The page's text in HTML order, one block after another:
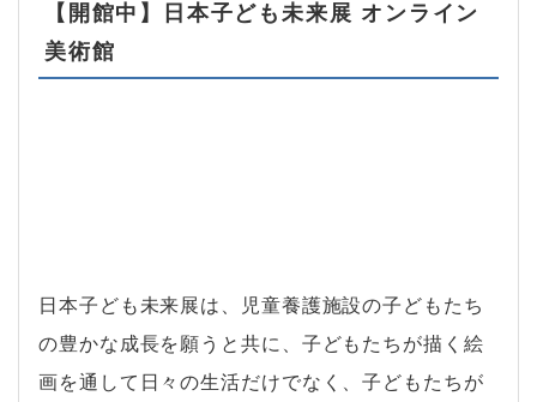
【開館中】日本子ども未来展 オンライン
美術館
日本子ども未来展は、児童養護施設の子どもたち
の豊かな成長を願うと共に、子どもたちが描く絵
画を通して日々の生活だけでなく、子どもたちが